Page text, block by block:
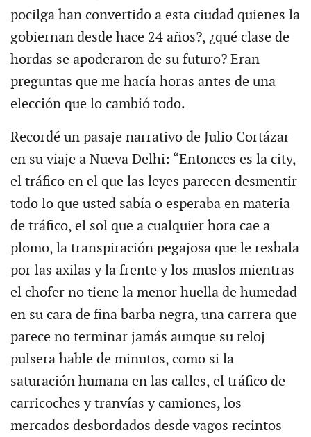
pocilga han convertido a esta ciudad quienes la
gobiernan desde hace 24 años?, ¿qué clase de
hordas se apoderaron de su futuro? Eran
preguntas que me hacía horas antes de una
elección que lo cambió todo.
Recordé un pasaje narrativo de Julio Cortázar
en su viaje a Nueva Delhi: “Entonces es la city,
el tráfico en el que las leyes parecen desmentir
todo lo que usted sabía o esperaba en materia
de tráfico, el sol que a cualquier hora cae a
plomo, la transpiración pegajosa que le resbala
por las axilas y la frente y los muslos mientras
el chofer no tiene la menor huella de humedad
en su cara de fina barba negra, una carrera que
parece no terminar jamás aunque su reloj
pulsera hable de minutos, como si la
saturación humana en las calles, el tráfico de
carricoches y tranvías y camiones, los
mercados desbordados desde vagos recintos